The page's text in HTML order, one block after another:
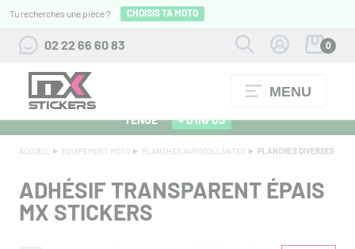
Tu recherches une pièce ? CHOISIS TA MOTO
02 22 66 60 83 0
MENU
ALPINESTARS 27 : FLOCAGE OFFERT POUR L'ACHAT D'UNE
TENUE
+ D'INFOS
ACCUEIL EQUIPEMENT MOTO PLANCHES AUTOCOLLANTES PLANCHES DIVERSES
ADHÉSIF TRANSPARENT ÉPAIS
MX STICKERS